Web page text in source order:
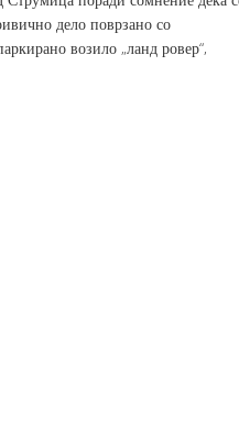
дело поврзано со
возило „ланд ровер“,